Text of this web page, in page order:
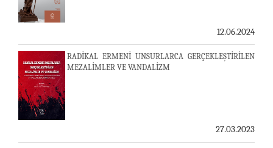
12.06.2024
RADİKAL ERMENİ UNSURLARCA GERÇEKLEŞTİRİLEN
MEZALİMLER VE VANDALİZM
27.03.2023